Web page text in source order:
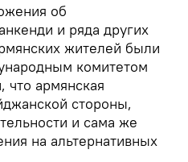
об
и ряда других
жителей были
комитетом
армянская
стороны,
и сама же
на альтернативных